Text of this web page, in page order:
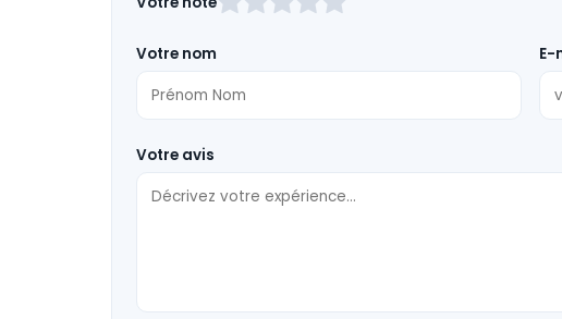
ce
vide
Votre nom E-
Votre avis